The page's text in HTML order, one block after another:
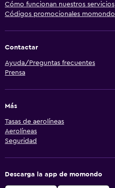
Cómo funcionan nuestros servicios
Códigos promocionales momondo
Contactar
Ayuda/Preguntas frecuentes
Prensa
Más
Tasas de aerolíneas
Aerolíneas
Seguridad
Descarga la app de momondo